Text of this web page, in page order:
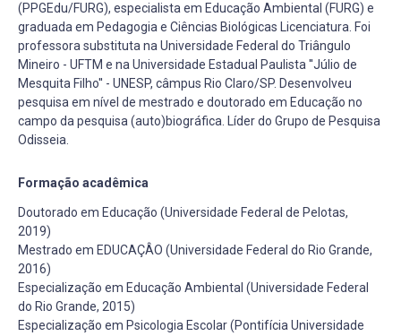
(PPGEdu/FURG), especialista em Educação Ambiental (FURG) e
graduada em Pedagogia e Ciências Biológicas Licenciatura. Foi
professora substituta na Universidade Federal do Triângulo
Mineiro - UFTM e na Universidade Estadual Paulista ''Júlio de
Mesquita Filho'' - UNESP, câmpus Rio Claro/SP. Desenvolveu
pesquisa em nível de mestrado e doutorado em Educação no
campo da pesquisa (auto)biográfica. Líder do Grupo de Pesquisa
Odisseia.
Formação acadêmica
Doutorado em Educação (Universidade Federal de Pelotas,
2019)
Mestrado em EDUCAÇÂO (Universidade Federal do Rio Grande,
2016)
Especialização em Educação Ambiental (Universidade Federal
do Rio Grande, 2015)
Especialização em Psicologia Escolar (Pontifícia Universidade